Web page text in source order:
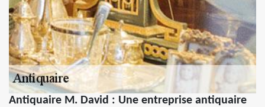
Antiquaire M. David : Une entreprise antiquaire